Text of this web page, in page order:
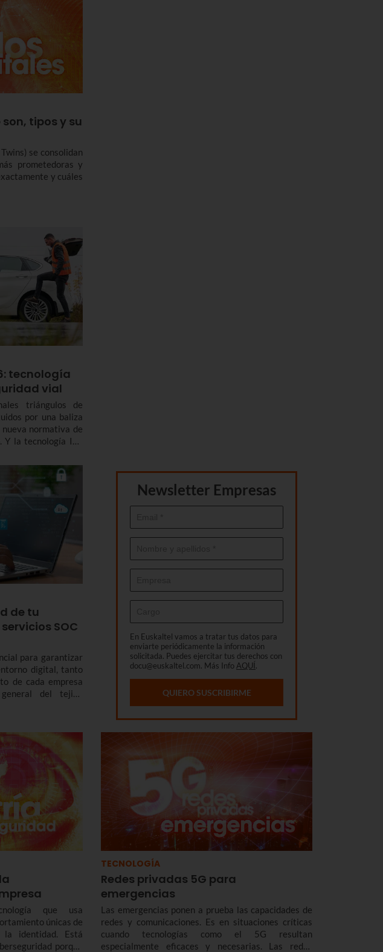
tipos y su
se consolidan
prometedoras y
y cuáles
tecnología
vial
triángulos de
por una baliza
normativa de
la tecnología IoT
real.
de tu
SOC
para garantizar
digital, tanto
de cada empresa
del tejido
Newsletter Empresas
En Euskaltel vamos a tratar tus datos para
enviarte periódicamente la información
solicitada. Puedes ejercitar tus derechos con
docu@euskaltel.com. Más Info AQUÍ.
QUIERO SUSCRIBIRME
que usa
únicas de
identidad. Está
porque
TECNOLOGÍA
Redes privadas 5G para
emergencias
Las emergencias ponen a prueba las capacidades de
redes y comunicaciones. Es en situaciones críticas
cuando tecnologías como el 5G resultan
especialmente eficaces y necesarias. Las redes